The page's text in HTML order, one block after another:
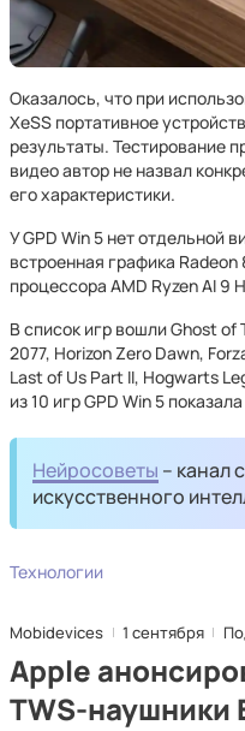
Оказалось, что при
XeSS портативное
результаты. Тестирование
видео автор не назвал
его характеристики.
У GPD Win 5 нет отдельной
встроенная графика
процессора AMD Ryzen AI 9
В список игр вошли Ghost of
2077, Horizon Zero Dawn,
Last of Us Part II, Hogwarts
из 10 игр GPD Win 5
Нейросоветы – канал
искусственного
Технологии
Mobidevices 1 сентября
Apple
TWS-наушники